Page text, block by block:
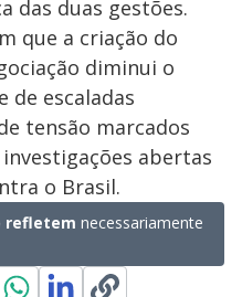
das duas gestões.
que a criação do
diminui o
de escaladas
tensão marcados
abertas
o Brasil.
refletem necessariamente